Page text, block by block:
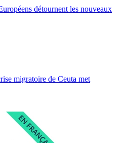
détournent les nouveaux
migratoire de Ceuta met